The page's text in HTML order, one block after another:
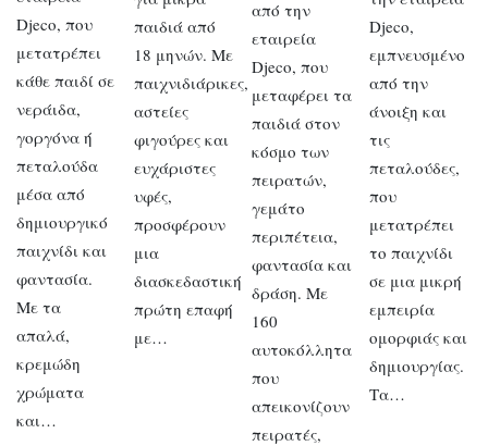
Djeco, που
μετατρέπει
κάθε παιδί σε
νεράιδα,
γοργόνα ή
πεταλούδα
μέσα από
δημιουργικό
παιχνίδι και
φαντασία.
Με τα
απαλά,
κρεμώδη
χρώματα
και…
παιδιά από
18 μηνών. Με
παιχνιδιάρικες,
αστείες
φιγούρες και
ευχάριστες
υφές,
προσφέρουν
μια
διασκεδαστική
πρώτη επαφή
με…
από την
εταιρεία
Djeco, που
μεταφέρει τα
παιδιά στον
κόσμο των
πειρατών,
γεμάτο
περιπέτεια,
φαντασία και
δράση. Με
160
αυτοκόλλητα
που
απεικονίζουν
πειρατές,
Djeco,
εμπνευσμένο
από την
άνοιξη και
τις
πεταλούδες,
που
μετατρέπει
το παιχνίδι
σε μια μικρή
εμπειρία
ομορφιάς και
δημιουργίας.
Τα…